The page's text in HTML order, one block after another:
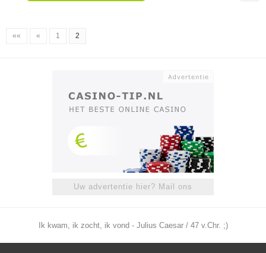
«« « 1 2
Uw advertentie hier? Mail ons
Ik kwam, ik zocht, ik vond - Julius Caesar / 47 v.Chr. ;)